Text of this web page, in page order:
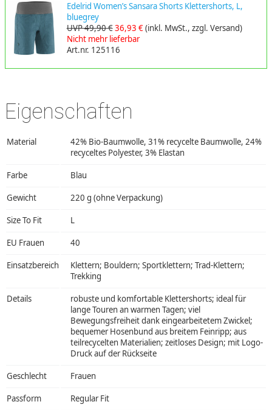
Edelrid Women’s Sansara Shorts Klettershorts, L,
bluegrey
UVP 49,90 €36,93 €(inkl. MwSt., zzgl. Versand)
Nicht mehr lieferbar
Art.nr. 125116
Eigenschaften
Material
42% Bio-Baumwolle, 31% recycelte Baumwolle, 24%
recyceltes Polyester, 3% Elastan
Farbe Blau
Gewicht 220 g (ohne Verpackung)
Size To Fit L
EU Frauen 40
Einsatzbereich
Klettern; Bouldern; Sportklettern; Trad-Klettern;
Trekking
Details
robuste und komfortable Klettershorts; ideal für
lange Touren an warmen Tagen; viel
Bewegungsfreiheit dank eingearbeitetem Zwickel;
bequemer Hosenbund aus breitem Feinripp; aus
teilrecycelten Materialien; zeitloses Design; mit Logo-
Druck auf der Rückseite
Geschlecht Frauen
Passform Regular Fit